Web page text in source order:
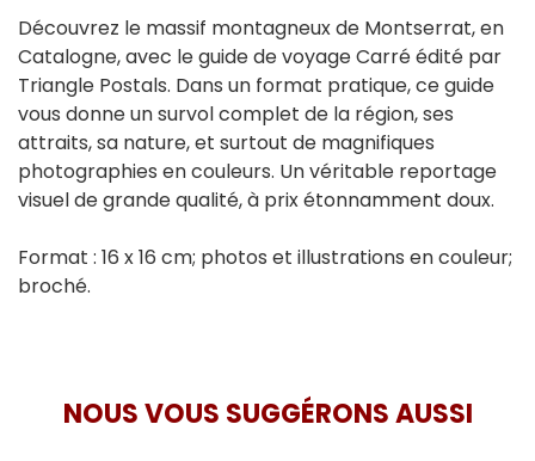
Découvrez le massif montagneux de Montserrat, en
Catalogne, avec le guide de voyage Carré édité par
Triangle Postals. Dans un format pratique, ce guide
vous donne un survol complet de la région, ses
attraits, sa nature, et surtout de magnifiques
photographies en couleurs. Un véritable reportage
visuel de grande qualité, à prix étonnamment doux.
Format : 16 x 16 cm; photos et illustrations en couleur;
broché.
NOUS VOUS SUGGÉRONS AUSSI